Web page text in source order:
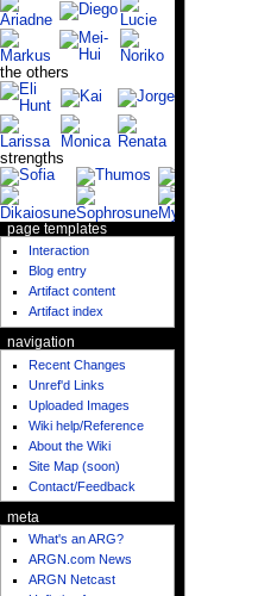
the others
strengths
page templates
Interaction
Blog entry
Artifact content
Artifact index
navigation
Recent Changes
Unref'd Links
Uploaded Images
Wiki help/Reference
About the Wiki
Site Map (soon)
Contact/Feedback
meta
What's an ARG?
ARGN.com News
ARGN Netcast